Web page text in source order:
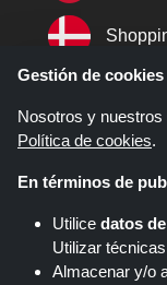
Gestión de cookies
Nosotros y
Política de cookies.
En términos de
Utilice datos
Utilizar
Almacenar y/o